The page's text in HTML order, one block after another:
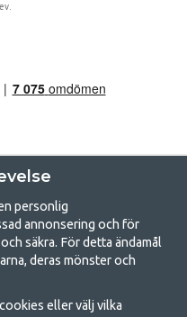
för camping
personlig
annonsering och för
säkra. För detta ändamål
deras mönster och
eller välj vilka